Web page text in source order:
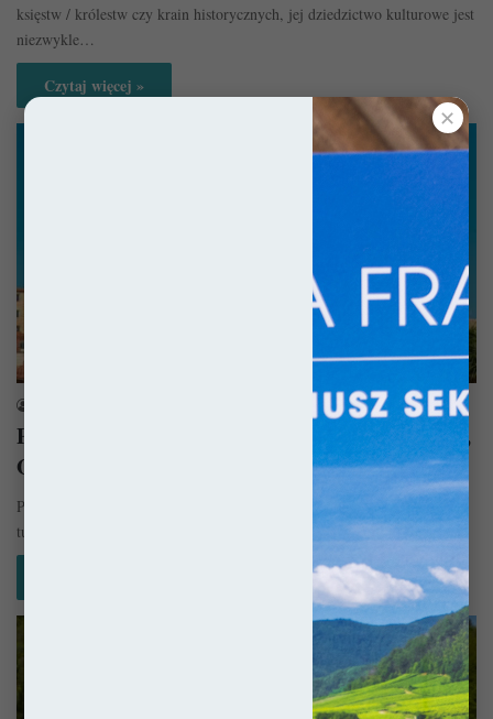
księstw / królestw czy krain historycznych, jej dziedzictwo kulturowe jest
niezwykle…
Czytaj więcej »
Planer Podróży
Południowa Francja – Samochodem po Owernii,
Oksytanii i Lazurowym Wybrzeżu
Południowa Francja ma w sobie to coś, dla czego ściągają tu miliony
turystów rocznie. Zapewne chodzi o słońce i morze,…
✕